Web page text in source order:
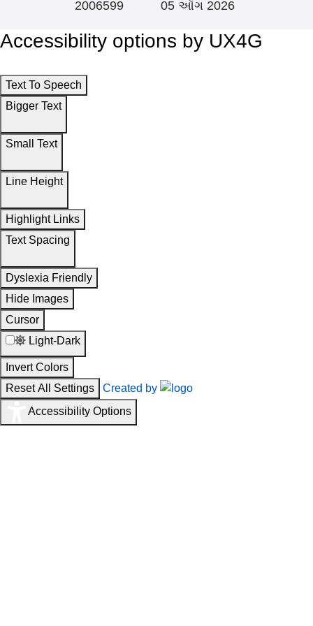
2006599 05 ઑગ 2026
Accessibility options by UX4G
Text To Speech
Bigger Text
Small Text
Line Height
Highlight Links
Text Spacing
Dyslexia Friendly
Hide Images
Cursor
Light-Dark
Invert Colors
Reset All Settings
Created by
Accessibility Options